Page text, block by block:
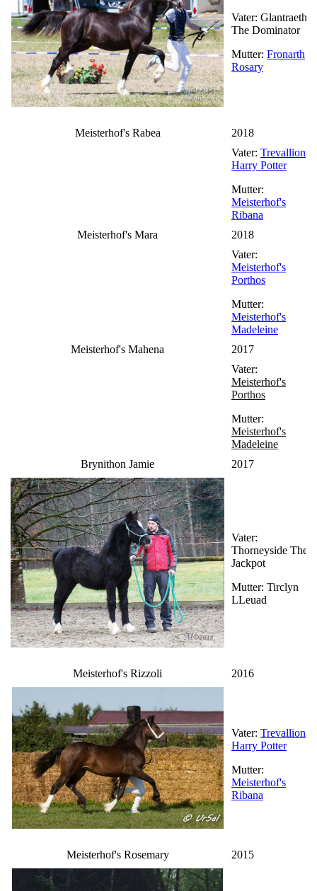
Vater: Glantraeth
The Dominator
Mutter: Fronarth
Rosary
Meisterhof's Rabea
2018
Vater: Trevallion
Harry Potter
Mutter:
Meisterhof's
Ribana
Meisterhof's Mara
2018
Vater:
Meisterhof's
Porthos
Mutter:
Meisterhof's
Madeleine
Meisterhof's Mahena
2017
Vater:
Meisterhof's
Porthos
Mutter:
Meisterhof's
Madeleine
Brynithon Jamie
2017
Vater:
Thorneyside The
Jackpot
Mutter: Tirclyn
LLeuad
Meisterhof's Rizzoli 2016
Vater: Trevallion
Harry Potter
Mutter:
Meisterhof's
Ribana
Meisterhof's Rosemary 2015